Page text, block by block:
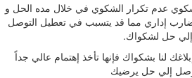
عدم تكرار الشكوي في خلال مده الحل و
تضارب إداري مما قد يتسبب في تعطيل التوصل
إلي حل لشكواك.
لنا بشكواك فإنها تأخذ إهتمام عالي جداً
إلي حل يرضيك